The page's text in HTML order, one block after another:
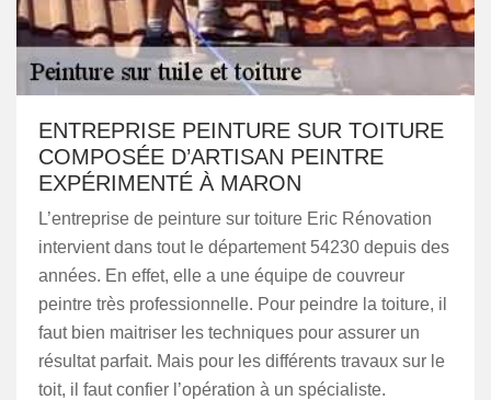
ENTREPRISE PEINTURE SUR TOITURE
COMPOSÉE D’ARTISAN PEINTRE
EXPÉRIMENTÉ À MARON
L’entreprise de peinture sur toiture Eric Rénovation
intervient dans tout le département 54230 depuis des
années. En effet, elle a une équipe de couvreur
peintre très professionnelle. Pour peindre la toiture, il
faut bien maitriser les techniques pour assurer un
résultat parfait. Mais pour les différents travaux sur le
toit, il faut confier l’opération à un spécialiste.